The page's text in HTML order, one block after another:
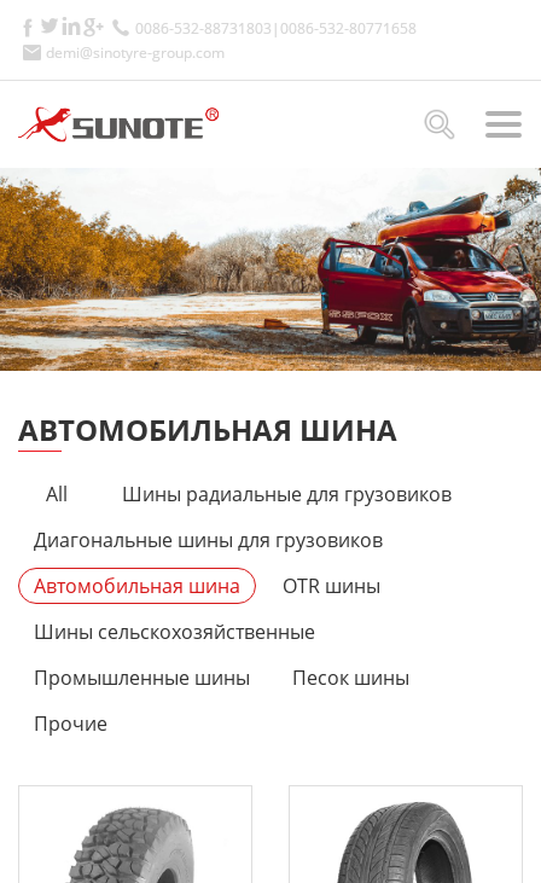
0086-532-88731803|0086-532-80771658
demi@sinotyre-group.com
АВТОМОБИЛЬНАЯ ШИНА
All
Шины радиальные для грузовиков
Диагональные шины для грузовиков
Автомобильная шина
OTR шины
Шины сельскохозяйственные
Промышленные шины
Песок шины
Прочие